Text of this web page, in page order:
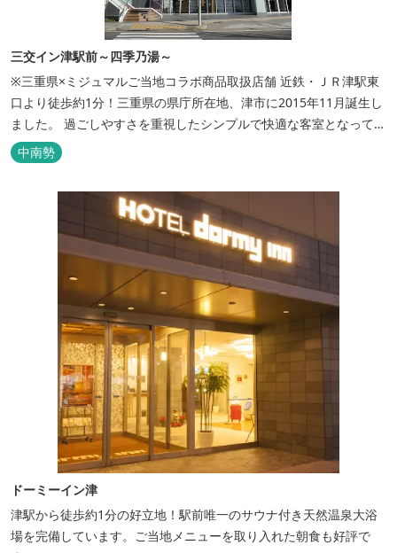
三交イン津駅前～四季乃湯～
※三重県×ミジュマルご当地コラボ商品取扱店舗 近鉄・ＪＲ津駅東
口より徒歩約1分！三重県の県庁所在地、津市に2015年11月誕生し
ました。 過ごしやすさを重視したシンプルで快適な客室となってお
り、ベッドはワイドなサイズで、羽毛布団をご用意。女性にやさし
いアメニティグッズを取り揃えており、連泊の方用にコインランド
中南勢
ドーミーイン津
津駅から徒歩約1分の好立地！駅前唯一のサウナ付き天然温泉大浴
場を完備しています。ご当地メニューを取り入れた朝食も好評で